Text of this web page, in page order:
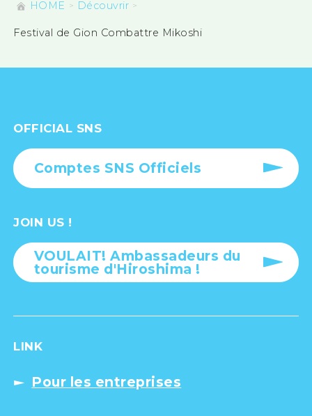
HOME Découvrir
Festival de Gion Combattre Mikoshi
OFFICIAL SNS
Comptes SNS Officiels
JOIN US !
VOULAIT! Ambassadeurs du
tourisme d'Hiroshima !
LINK
Pour les entreprises